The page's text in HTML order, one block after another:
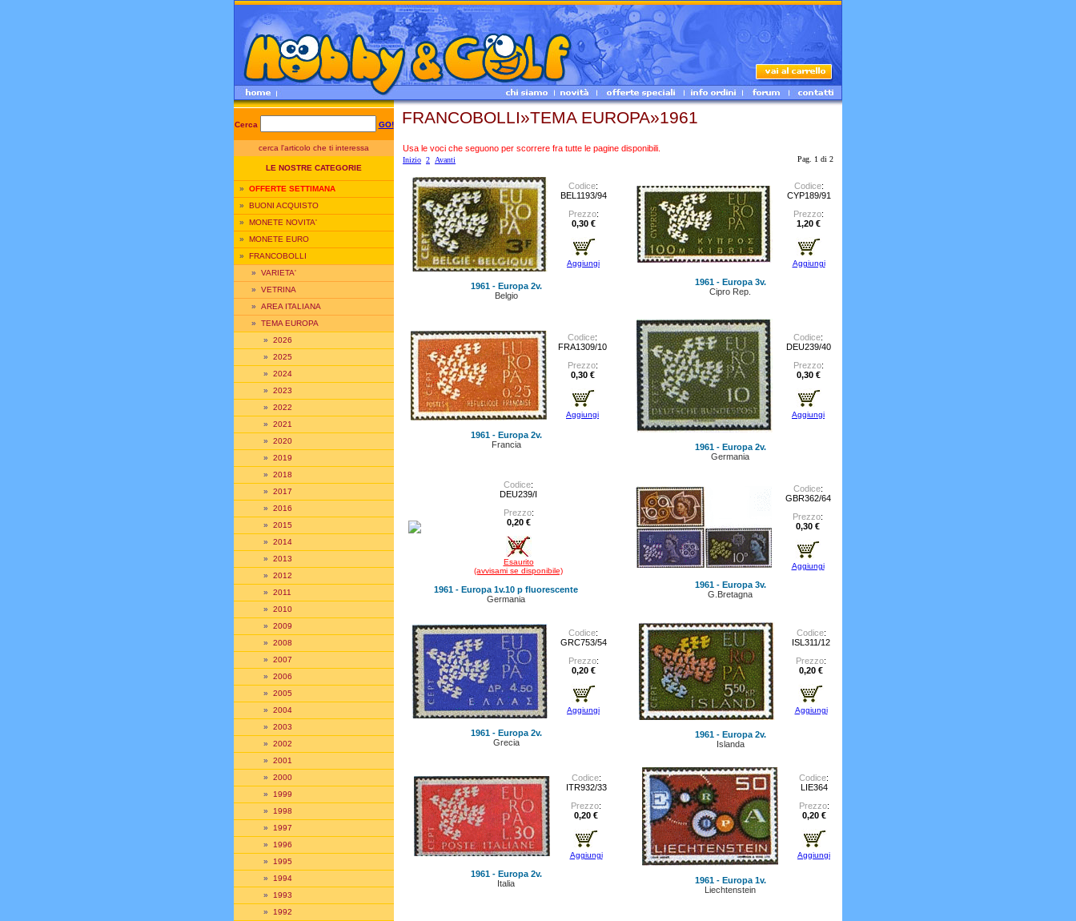
Cerca GO!
cerca l'articolo che ti interessa
LE NOSTRE CATEGORIE
» OFFERTE SETTIMANA
» BUONI ACQUISTO
» MONETE NOVITA'
» MONETE EURO
» FRANCOBOLLI
» VARIETA'
» VETRINA
» AREA ITALIANA
» TEMA EUROPA
» 2026
» 2025
» 2024
» 2023
» 2022
» 2021
» 2020
» 2019
» 2018
» 2017
» 2016
» 2015
» 2014
» 2013
» 2012
» 2011
» 2010
» 2009
» 2008
» 2007
» 2006
» 2005
» 2004
» 2003
» 2002
» 2001
» 2000
» 1999
» 1998
» 1997
» 1996
» 1995
» 1994
» 1993
» 1992
FRANCOBOLLI»TEMA EUROPA»1961
Usa le voci che seguono per scorrere fra tutte le pagine disponibili.
Inizio 2 Avanti Pag. 1 di 2
Codice:
BEL1193/94
Prezzo:
0,30 €
Aggiungi
1961 - Europa 2v.
Belgio
Codice:
CYP189/91
Prezzo:
1,20 €
Aggiungi
1961 - Europa 3v.
Cipro Rep.
Codice:
FRA1309/10
Prezzo:
0,30 €
Aggiungi
1961 - Europa 2v.
Francia
Codice:
DEU239/40
Prezzo:
0,30 €
Aggiungi
1961 - Europa 2v.
Germania
Codice:
DEU239/I
Prezzo:
0,20 €
Esaurito
(avvisami se disponibile)
1961 - Europa 1v.10 p fluorescente
Germania
Codice:
GBR362/64
Prezzo:
0,30 €
Aggiungi
1961 - Europa 3v.
G.Bretagna
Codice:
GRC753/54
Prezzo:
0,20 €
Aggiungi
1961 - Europa 2v.
Grecia
Codice:
ISL311/12
Prezzo:
0,20 €
Aggiungi
1961 - Europa 2v.
Islanda
Codice:
ITR932/33
Prezzo:
0,20 €
Aggiungi
1961 - Europa 2v.
Italia
Codice:
LIE364
Prezzo:
0,20 €
Aggiungi
1961 - Europa 1v.
Liechtenstein